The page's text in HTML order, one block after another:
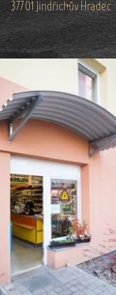
377 01 Jindřichův Hradec